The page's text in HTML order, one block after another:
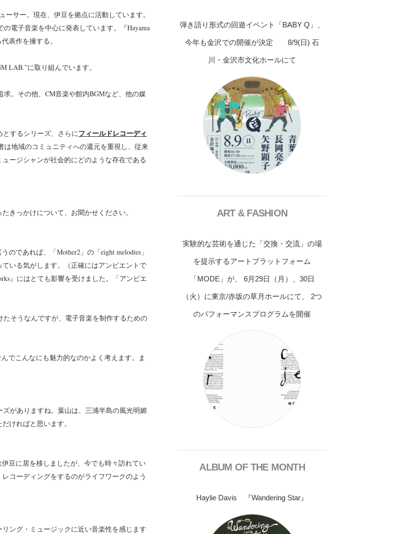
サー。現在、伊豆を拠点に活動しています。
電子音楽を中心に発表しています。『Hayama
表作を擁する。
LAB.”に取り組んでいます。
。その他、CM音楽や館内BGMなど、他の媒
するシリーズ、さらにフィールドレコーディ
地域のコミュニティへの還元を重視し、従来
ージシャンが社会的にどのような存在である
きっかけについて、お聞かせください。
であれば、「Mother2」の「eight melodies」
いる気がします。（正確にはアンビエントで
』にはとても影響を受けました。「アンビエ
たそうなんですが、電子音楽を制作するための
でこんなにも魅力的なのかよく考えます。ま
がありますね。葉山は、三浦半島の風光明媚
ければと思います。
豆に居を移しましたが、今でも時々訪れてい
コーディングをするのがライフワークのよう
ング・ミュージックに近い音楽性を感じます
弾き語り形式の回遊イベント「BABY Q」、
今年も金沢での開催が決定 8/9(日) 石
川・金沢市文化ホールにて
ART & FASHION
実験的な芸術を通じた「交換・交流」の場
を提示するアートプラットフォーム
「MODE」が、 6月29日（月）、30日
（火）に東京/赤坂の草月ホールにて、 2つ
のパフォーマンスプログラムを開催
ALBUM OF THE MONTH
Haylie Davis 『Wandering Star』